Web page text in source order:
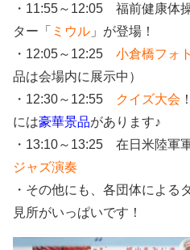
・11:55～12:05 福前健康体
ター「 ミウル 」が登場！
・12:05～12:25 小倉橋フォ
品は会場内に展示中）
・12:30～12:55
クイズ大会
には豪華景品があります♪
・13:10～13:25 在日米陸軍
ジャズ演奏
・その他にも、各団体による
見所がいっぱいです！